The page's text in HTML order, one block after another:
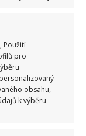
Použití
pro
obsahu,
k výběru
že větší
prádlo,
tkaninách
přeci